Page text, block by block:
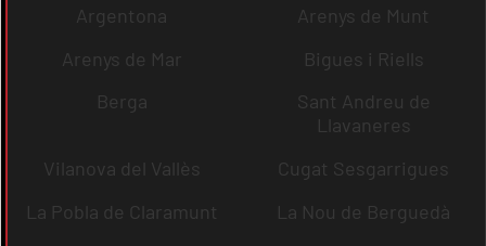
Argentona
Arenys de Munt
Arenys de Mar
Bigues i Riells
Berga
Sant Andreu de
Llavaneres
Vilanova del Vallès
Cugat Sesgarrigues
La Pobla de Claramunt
La Nou de Berguedà